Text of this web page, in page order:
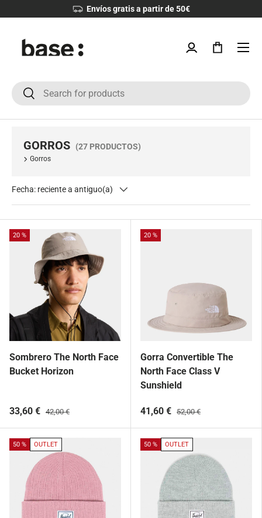
Envíos gratis a partir de 50€
Iniciar sesión
Bolsa
Menú
BuscarBuscar
GORROS (27 PRODUCTOS)
Gorros
Fecha: reciente a antiguo(a)
20 %
Sombrero The North Face
Bucket Horizon
33,60 € 42,00 €
20 %
Gorra Convertible The
North Face Class V
Sunshield
41,60 € 52,00 €
50 % OUTLET 50 % OUTLET